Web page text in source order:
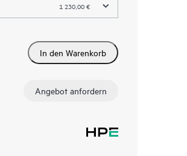
1 230,00 €
In den Warenkorb
Angebot anfordern